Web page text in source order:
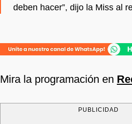
deben hacer”, dijo la Miss al
Mira la programación en
PUBLICIDAD